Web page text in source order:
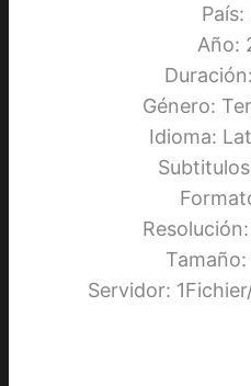
País:
Año:
Género:
Idioma:
Tamaño:
Servidor: